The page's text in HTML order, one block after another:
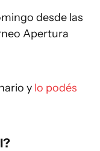
desde las
Apertura
y lo podés